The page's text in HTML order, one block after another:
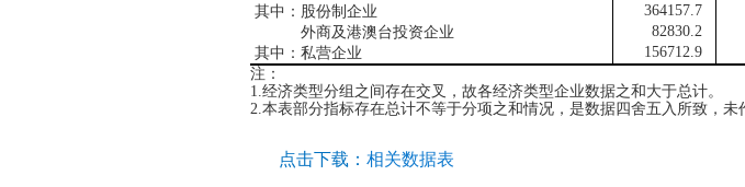
其中：股份制企业
364157.7
外商及港澳台投资企业
82830.2
其中：私营企业
156712.9
注：
1. 经济类型分组之间存在交叉，故各经济类型企业数据之和大于总计。
2. 本表部分指标存在总计不等于分项之和情况，是数据四舍五入所致，未
点击下载： 相关数据表